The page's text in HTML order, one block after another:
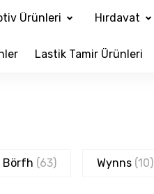
Ürünleri Hırdavat
Lastik Tamir Ürünleri
Börfh (63) Wynns (10)